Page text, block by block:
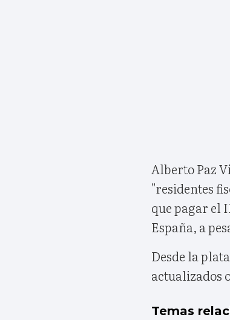
Alberto Paz
"residentes
que pagar el
España, a
Desde la
actualizados
Temas